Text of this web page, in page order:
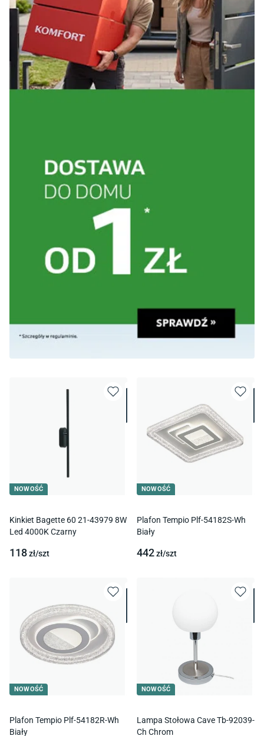
NOWOŚĆ
Kinkiet Bagette 60 21-43979 8W
Led 4000K Czarny
118zł/szt
NOWOŚĆ
Plafon Tempio Plf-54182S-Wh
Biały
442zł/szt
NOWOŚĆ
Plafon Tempio Plf-54182R-Wh
Biały
NOWOŚĆ
Lampa Stołowa Cave Tb-92039-
Ch Chrom